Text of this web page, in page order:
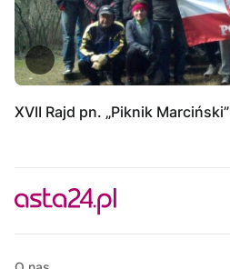
XVII Rajd pn. „Piknik Marciński”